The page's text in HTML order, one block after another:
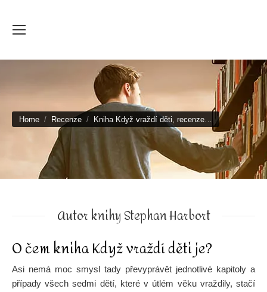
You are here:
Home Recenze Kniha Když vraždí děti, recenze…
Autor knihy Stephan Harbort
O čem kniha Když vraždí děti je?
Asi nemá moc smysl tady převyprávět jednotlivé kapitoly a
případy všech sedmi dětí, které v útlém věku vraždily, stačí